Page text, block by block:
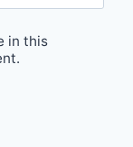
in this